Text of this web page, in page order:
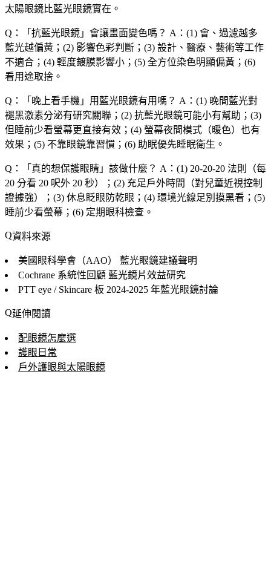
太陽眼鏡比藍光眼鏡實在。
Q：「 抗藍光眼鏡 」會讓畫面變色嗎？ A：(1) 會、過濾越多
藍光越偏黃；(2) 影響色彩判斷；(3) 設計、醫療、藝術等工作
不適合；(4) 輕度鍍膜影響小；(5) 全方位染色明顯偏黃；(6)
看用途取捨。
Q：「 晚上看手機 」用藍光眼鏡有用嗎？ A：(1) 晚間藍光對
褪黑激素分泌有研究關聯；(2) 抗藍光眼鏡可能小有幫助；(3)
但睡前少看螢幕更直接有效；(4) 螢幕夜間模式（暖色）也有
效果；(5) 不靠眼鏡靠習慣；(6) 助眠優先睡眠衛生。
Q：「 真的想保護眼睛 」該做什麼？ A：(1) 20-20-20 法則（每
20 分看 20 呎外 20 秒）；(2) 充足戶外時間（對兒童近視控制
證據強）；(3) 休息眨眼防乾眼；(4) 環境光線足別摸黑看；(5)
睡前少看螢幕；(6) 定期眼科檢查。
資料來源
美國眼科學會（AAO）
藍光眼鏡建議聲明
Cochrane 系統性回顧 藍光鏡片效益研究
PTT eye / Skincare 板 2024-2025 年藍光眼鏡討論
延伸閱讀
配眼鏡怎麼選
護眼日常
戶外護眼與太陽眼鏡